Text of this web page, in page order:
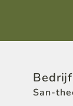
Bedrijf
San-